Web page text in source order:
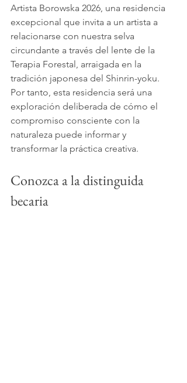
Artista Borowska 2026, una residencia
excepcional que invita a un artista a
relacionarse con nuestra selva
circundante a través del lente de la
Terapia Forestal, arraigada en la
tradición japonesa del Shinrin-yoku.
Por tanto, esta residencia será una
exploración deliberada de cómo el
compromiso consciente con la
naturaleza puede informar y
transformar la práctica creativa.
Conozca a la distinguida
becaria